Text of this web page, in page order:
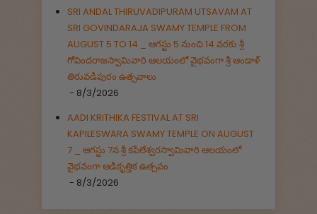
SRI ANDAL THIRUVADIPURAM UTSAVAM AT
SRI GOVINDARAJA SWAMY TEMPLE FROM
AUGUST 5 TO 14 _ ఆగస్టు 5 నుంచి 14 వరకు శ్రీ
గోవిందరాజస్వామివారి ఆలయంలో వైభవంగా శ్రీ ఆండాళ్
తిరువడిపురం ఉత్సవాలు
- 8/3/2026
AADI KRITHIKA FESTIVAL AT SRI
KAPILESWARA SWAMY TEMPLE ON AUGUST
7 _ ఆగస్టు 7న శ్రీ కపిలేశ్వరస్వామివారి ఆలయంలో
వైభవంగా ఆడికృత్తిక ఉత్సవం
- 8/3/2026